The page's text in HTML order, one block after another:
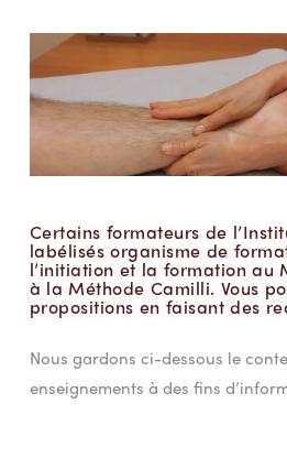
Certains formateurs de
labélisés organisme de
l’initiation et la formation au
à la Méthode Camilli. Vous
propositions en faisant des
Nous gardons ci-dessous le
enseignements à des fins